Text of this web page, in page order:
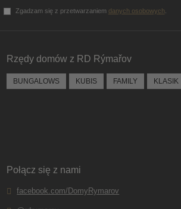
Zgadzam się z przetwarzaniem danych osobowych
wysłany
Rzędy domów z RD Rýmařov
BUNGALOWS KUBIS FAMILY KLASIK
Połącz się z nami
facebook.com/DomyRymarov